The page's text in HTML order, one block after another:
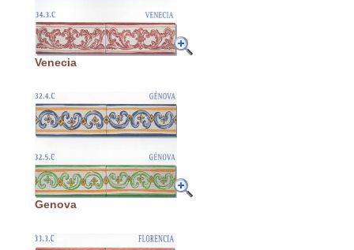
Venecia
Genova